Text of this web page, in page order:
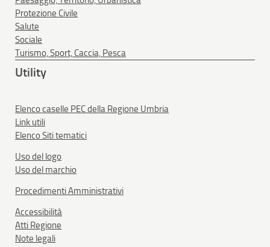
Protezione Civile
Salute
Sociale
Turismo, Sport, Caccia, Pesca
Utility
Elenco caselle PEC della Regione Umbria
Link utili
Elenco Siti tematici
Uso del logo
Uso del marchio
Procedimenti Amministrativi
Accessibilità
Atti Regione
Note legali